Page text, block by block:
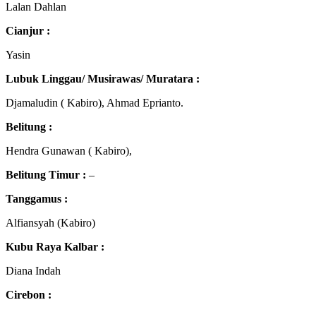
Lalan Dahlan
Cianjur :
Yasin
Lubuk Linggau/ Musirawas/ Muratara :
Djamaludin ( Kabiro), Ahmad Eprianto.
Belitung :
Hendra Gunawan ( Kabiro),
Belitung Timur : –
Tanggamus :
Alfiansyah (Kabiro)
Kubu Raya Kalbar :
Diana Indah
Cirebon :